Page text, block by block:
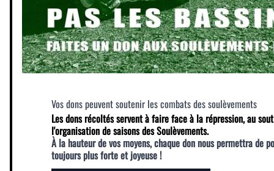
Vos dons peuvent soutenir les combats des soulèvements
Les dons récoltés servent à faire face à la répression, au
l'organisation de saisons des Soulèvements.
À la hauteur de vos moyens, chaque don nous permettra de
toujours plus forte et joyeuse !